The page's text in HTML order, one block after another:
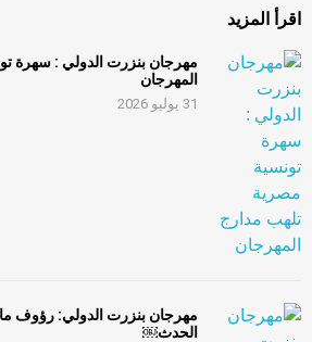
اقرأ المزيد
مهرجان بنزرت الدولي : سهرة
المهرجان
31 يوليو 2026
مهرجان بنزرت الدولي: رؤوف
الحدث￼